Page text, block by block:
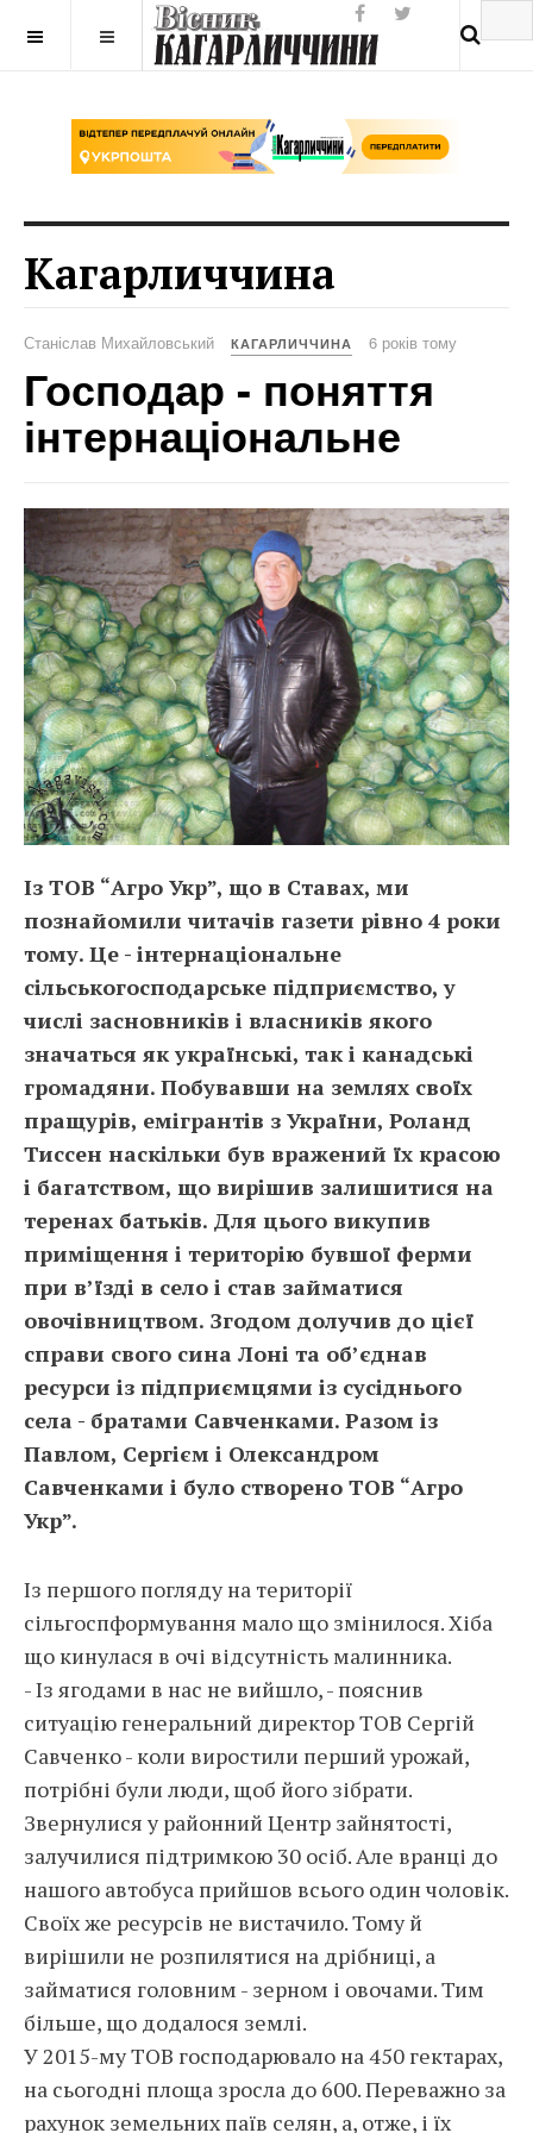
Кагарличчина
Станіслав Михайловський КАГАРЛИЧЧИНА 6 років тому
Господар - поняття
інтернаціональне
Із ТОВ “Агро Укр”, що в Ставах, ми
познайомили читачів газети рівно 4 роки
тому. Це - інтернаціональне
сільськогосподарське підприємство, у
числі засновників і власників якого
значаться як українські, так і канадські
громадяни. Побувавши на землях своїх
пращурів, емігрантів з України, Роланд
Тиссен наскільки був вражений їх красою
і багатством, що вирішив залишитися на
теренах батьків. Для цього викупив
приміщення і територію бувшої ферми
при в’їзді в село і став займатися
овочівництвом. Згодом долучив до цієї
справи свого сина Лоні та об’єднав
ресурси із підприємцями із сусіднього
села - братами Савченками. Разом із
Павлом, Сергієм і Олександром
Савченками і було створено ТОВ “Агро
Укр”.
Із першого погляду на території
сільгоспформування мало що змінилося. Хіба
що кинулася в очі відсутність малинника.
- Із ягодами в нас не вийшло, - пояснив
ситуацію генеральний директор ТОВ Сергій
Савченко - коли виростили перший урожай,
потрібні були люди, щоб його зібрати.
Звернулися у районний Центр зайнятості,
залучилися підтримкою 30 осіб. Але вранці до
нашого автобуса прийшов всього один чоловік.
Своїх же ресурсів не вистачило. Тому й
вирішили не розпилятися на дрібниці, а
займатися головним - зерном і овочами. Тим
більше, що додалося землі.
У 2015-му ТОВ господарювало на 450 гектарах,
на сьогодні площа зросла до 600. Переважно за
рахунок земельних паїв селян, а, отже, і їх
Разработка сайтов